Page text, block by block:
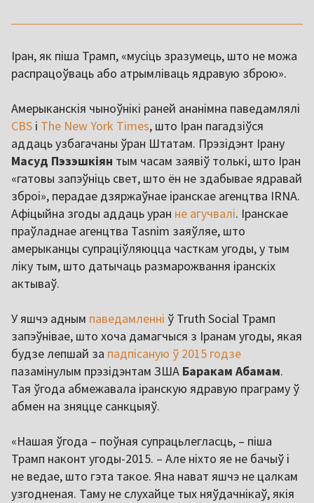
Іран, як піша Трамп, «мусіць зразумець, што не можа
распрацоўваць або атрымліваць ядравую зброю».
Амерыканскія чыноўнікі раней ананімна паведамлялі
CBS і The New York Times, што Іран пагадзіўся
аддаць узбагачаны ўран Штатам. Прэзідэнт Ірану
Масуд Пэзэшкіян тым часам заявіў толькі, што Іран
«гатовы запэўніць свет, што ён не здабывае ядравай
зброі», перадае дзяржаўнае іранскае агенцтва IRNA.
Афіцыйна згоды аддаць уран не агучвалі. Іранскае
праўладнае агенцтва Tasnim заяўляе, што
амерыканцы супраціўляюцца часткам угоды, у тым
ліку тым, што датычаць размарожвання іранскіх
актываў.
У яшчэ адным паведамленні ў Truth Social Трамп
запэўнівае, што хоча дамагчыся з Іранам угоды, якая
будзе лепшай за падпісаную ў 2015 годзе
пазамінулым прэзідэнтам ЗША Баракам Абамам.
Тая ўгода абмежавала іранскую ядравую праграму ў
абмен на зняцце санкцыяў.
«Нашая ўгода – поўная супрацьлегласць, – піша
Трамп наконт угоды-2015. – Але ніхто яе не бачыў і
не ведае, што гэта такое. Яна нават яшчэ не цалкам
узгодненая. Таму не слухайце тых няўдачнікаў, якія